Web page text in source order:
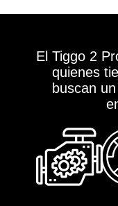
El Tiggo 2
quienes
buscan